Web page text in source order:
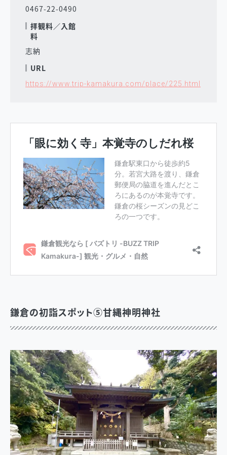
0467-22-0490
拝観料／入館
料
志納
URL
https://www.trip-kamakura.com/place/225.html
鎌倉の初詣スポット⑤甘縄神明神社